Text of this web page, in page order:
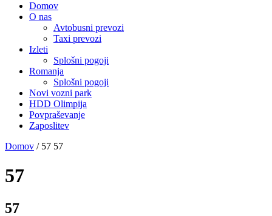
Domov
O nas
Avtobusni prevozi
Taxi prevozi
Izleti
Splošni pogoji
Romanja
Splošni pogoji
Novi vozni park
HDD Olimpija
Povpraševanje
Zaposlitev
Domov / 57 57
57
57